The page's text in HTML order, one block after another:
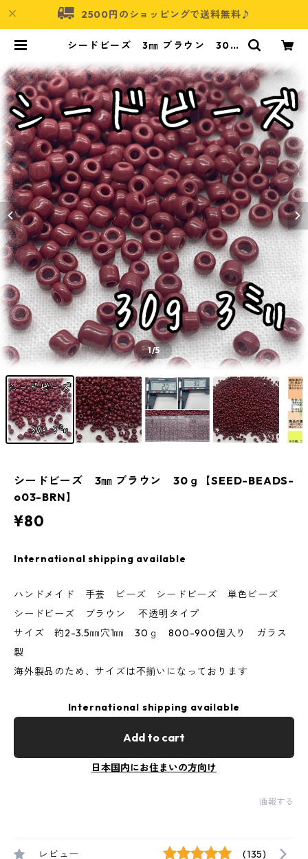
2500円のショッピングで送料無料♪
シードビーズ 3㎜ ブラウン 30ｇ
クセサリーパーツショップ・可愛い
ハンドメイドパーツ通販 | ネムネコ
1/5
シードビーズ 3㎜ ブラウン 30ｇ【SEED-BEADS-
o03-BRN】
¥80
International shipping available
ハンドメイド 手芸 ビーズ シードビーズ 単色ビーズ
シードビーズ ブラウン 不透明タイプ
サイズ 約2-3.5㎜穴1㎜ 30ｇ 800-900個入り ガラス
製
海外製品のため、サイズは不揃いになっております
International shipping available
Add to cart
日本国内にお住まいの方向け
通報する
レビュー (135)